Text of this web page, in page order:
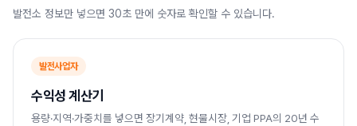
발전소 정보만 넣으면 30초 만에 숫자로 확인할 수 있습니다.
발전사업자
수익성 계산기
용량·지역·가중치를 넣으면 장기계약, 현물시장, 기업 PPA의 20년 수